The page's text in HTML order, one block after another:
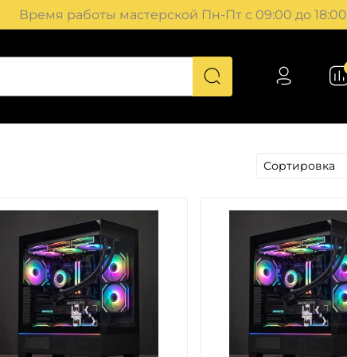
Время работы мастерской Пн-Пт с 09:00 до 18:00